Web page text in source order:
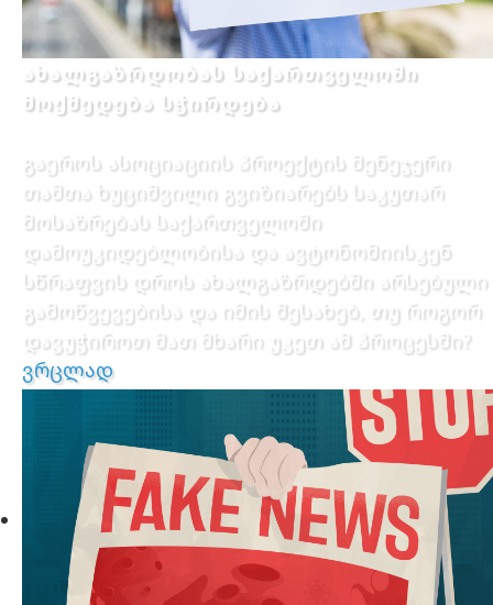
ახალგაზრდობას საქართველოში
მოქმედება სჭირდება
გაეროს ასოციაციის პროექტის მენეჯერი
თამთა ხუციშვილი გვიზიარებს საკუთარ
მოსაზრებას საქართველოში
დამოუკიდებლობისა და ავტონომიისკენ
სწრაფვის დროს ახალგაზრდებში არსებული
გამოწვევებისა და იმის შესახებ, თუ როგორ
დავუჭიროთ მათ მხარი უკეთ ამ პროცესში?
ვრცლად